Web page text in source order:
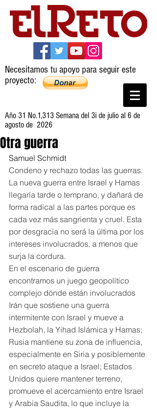
Necesitamos tu apoyo para seguir este
proyecto:
Año 31 No.1,313 Semana del 3i de julio al 6 de
agosto de 2026
Otra guerra
Samuel Schmidt
Condeno y rechazo todas las guerras.
La nueva guerra entre Israel y Hamas
llegaría tarde o temprano, y dañará de
forma radical a las partes porque es
cada vez más sangrienta y cruel. Esta
por desgracia no será la última por los
intereses involucrados, a menos que
surja la cordura.
En el escenario de guerra
encontramos un juego geopolítico
complejo dónde están involucrados
Irán que sostiene una guerra
intermitente con Israel y mueve a
Hezbolah, la Yihad Islámica y Hamas;
Rusia mantiene su zona de influencia,
especialmente en Siria y posiblemente
en secreto ataque a Israel; Estados
Unidos quiere mantener terreno,
promueve el acercamiento entre Israel
y Arabia Saudita, lo que incluye la